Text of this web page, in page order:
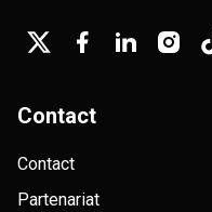
Contact
Contact
Partenariat